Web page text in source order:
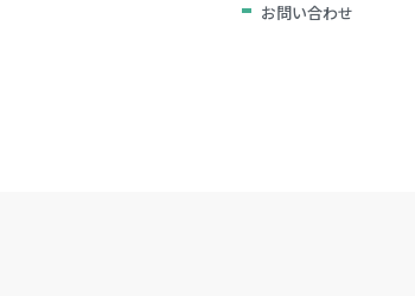
お問い合わせ